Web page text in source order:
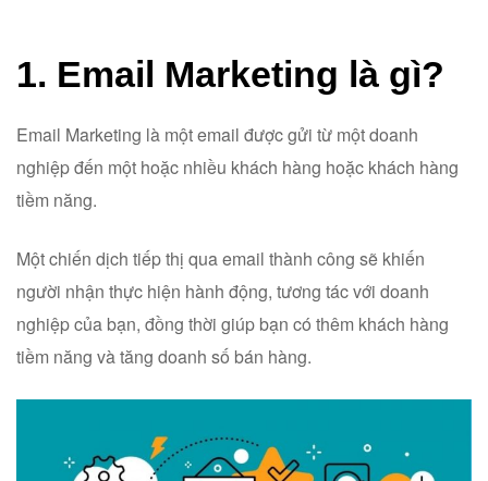
1. Email Marketing là gì?
Email Marketing là một email được gửi từ một doanh
nghiệp đến một hoặc nhiều khách hàng hoặc khách hàng
tiềm năng.
Một chiến dịch tiếp thị qua email thành công sẽ khiến
người nhận thực hiện hành động, tương tác với doanh
nghiệp của bạn, đồng thời giúp bạn có thêm khách hàng
tiềm năng và tăng doanh số bán hàng.